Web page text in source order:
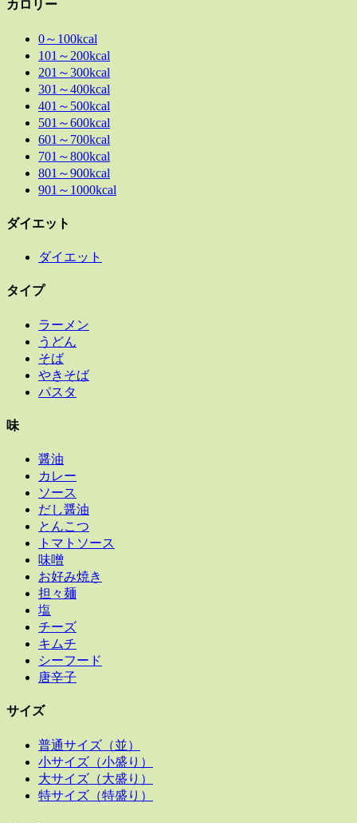
カロリー
0～100kcal
101～200kcal
201～300kcal
301～400kcal
401～500kcal
501～600kcal
601～700kcal
701～800kcal
801～900kcal
901～1000kcal
ダイエット
ダイエット
タイプ
ラーメン
うどん
そば
やきそば
パスタ
味
醤油
カレー
ソース
だし醤油
とんこつ
トマトソース
味噌
お好み焼き
担々麺
塩
チーズ
キムチ
シーフード
唐辛子
サイズ
普通サイズ（並）
小サイズ（小盛り）
大サイズ（大盛り）
特サイズ（特盛り）